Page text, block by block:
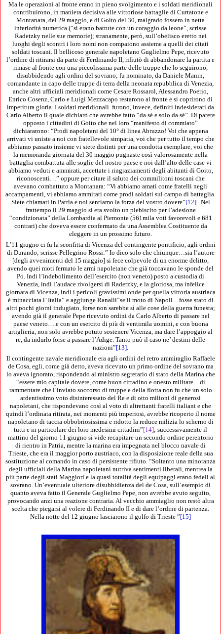
Ma le operazioni al fronte erano in pieno svolgimento e i soldati meridionali
contribuirono, in maniera decisiva alle vittoriose battaglie di Curtatone e
Montanara, del 29 maggio, e di Goito del 30, malgrado fossero in netta
inferiorità numerica (“si erano battute con un coraggio da leone”, scrisse
Radetzky nelle sue memorie); stranamente, però, sull’obelisco eretto nei
luoghi degli scontri i loro nomi non compaiono assieme a quelli dei citati
soldati toscani. Il bellicoso generale napoletano Guglielmo Pepe, ricevuto
l’ordine di ritirarsi da parte di Ferdinando II, rifiutò di abbandonare la partita e
rimase al fronte con una piccolissima parte delle truppe che lo seguirono,
disubbidendo agli ordini del sovrano; fu nominato, da Daniele Manin,
comandante in capo delle truppe di terra della neonata repubblica di Venezia,
anche altri ufficiali meridionali come Cesare Rossarol, Alessandro Poerio,
Enrico Cosenz, Carlo e Luigi Mezzacapo restarono al fronte e si coprirono di
imperitura gloria. I soldati meridionali furono, invece, definiti indesiderati da
Carlo Alberto il quale dichiarò che avrebbe fatto “da sé e solo da sé”. Di parere
opposto i cittadini di Goito che nel loro “manifesto di commiato”
dichiararono: “Prodi napoletani del 10° di linea Abruzzo! Voi che appena
arrivati vi uniste a noi con fratellevole simpatia, voi che per tutto il tempo che
abbiamo passato insieme vi siete distinti per una condotta esemplare, voi che
la memoranda giornata del 30 maggio pugnaste così valorosamente nella
battaglia combattuta alle soglie del nostro paese e noi dall’alto delle case vi
abbiamo veduti e ammirati, accettate i ringraziamenti degli abitanti di Goito,
riconoscenti…” oppure per citare il saluto dei commilitoni toscani che
avevano combattuto a Montanara: “Vi abbiamo amati come fratelli negli
accampamenti, vi abbiamo ammirati come prodi soldati sul campo di battaglia.
Siete chiamati in Patria e noi sentiamo la forza del vostro dovere”[12]. Nel
frattempo il 29 maggio si era svolto un plebiscito per l’adesione
“condizionata” della Lombardia al Piemonte (561mila voti favorevoli e 681
contrari) che doveva essere confermato da una Assemblea Costituente da
eleggere in un prossimo futuro.
L’11 giugno ci fu la sconfitta di Vicenza del contingente pontificio, agli ordini
di Durando; scrisse Pellegrino Rossi:” Io dico solo che chiunque…sia l’autore
[degli avvenimenti del 15 maggio] si fece colpevole di un enorme delitto,
avendo quei moti fermato le armi napoletane che già toccavano le sponde del
Po. Indi l’indebolimento dell’esercito (non veneto) posto a custodia di
Venezia, indi l’audace rivolgersi di Radetzky, e la gloriosa, ma infelice
giornata di Vicenza, indi i pericoli gravissimi onde per quella vittoria austriaca
è minacciata l’ Italia” e aggiunge Ranalli”se il moto di Napoli…fosse stato di
altri pochi giorni indugiato, forse non sarebbe sì alle cose della guerra funesta;
avendo già il generale Pepe ricevuto ordini da Carlo Alberto di passare nel
paese veneto….e con un esercito di più di ventimila uomini, e con buona
artiglieria, non solo avrebbe potuto sostenere Vicenza, ma dare l’appoggio al
re, da indurlo forse a passare l’Adige. Tanto può il caso ne’ destini delle
nazioni”[13].
Il contingente navale meridionale era agli ordini del retro ammiraglio Raffaele
de Cosa, egli, come già detto, aveva ricevuto un primo ordine del sovrano ma
lo aveva ignorato, rispondendo al ministro segretario di stato della Marina che
“essere mio capitale dovere, come buon cittadino e onesto militare…di
rammentare che l’inviato soccorso di truppe e della flotta non fu che un solo
ardentissimo voto disinteressato del Re e di otto milioni di generosi
napoletani, che rispondevano così al voto di altrettanti fratelli italiani e che
quindi l’ordinata ritirata, nei momenti più imperiosi, avrebbe ricoperto il nome
napoletano di taccia obbobriosissima e ridotto la reduce milizia lo scherno di
tutti e in particolare dei loro medesimi cittadini”[14]; successivamente il
mattino del giorno 11 giugno si vide recapitare un secondo ordine perentorio
di rientro in Patria, mentre la marina era impegnata nel blocco navale di
Trieste, che era il maggior porto austriaco, con la disposizione reale della sua
sostituzione al comando in caso di persistente rifiuto. “Soltanto una minoranza
degli ufficiali della Marina napoletani nutriva sentimenti liberali, mentrea la
più parte degli stati Maggiori e la quasi totalità degli equipaggi erano fedeli al
sovrano. Un’eventuale ulteriore disubbidienza del de Cosa, sull’esempio di
quanto aveva fatto il Generale Guglielmo Pepe, non avrebbe avuto seguito,
provocando anzi una reazione contraria. Al vecchio ammiaglio non restò altra
scelta che piegarsi al volere di Ferdinando II e di dare l’ordine di partenza.
Nella notte del 12 giugno lasciarono il golfo di Trieste ”[15]